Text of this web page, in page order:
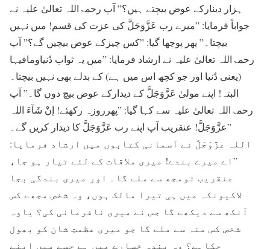
ہزار دینارکے عوض بیچتے ہیں؟” آپ رحمۃاللہ تعالیٰ علیہ نے
جواباً فرمایا: ”میرے رب عَزَّوَجَلَّ کی عزت کی قسم! میں نہیں
بیچتا۔” پھر پوچھا گیا: ”کس چیزکے عوض بیچیں گے؟” آپ
رحمۃاللہ تعالیٰ علیہ نے ارشاد فرمایا: ”میں یہ ثواب دُنیاومافیہا
(یعنی دُنیا اور جو کچھ اس میں ہے) کے بدلے بھی نہیں بیچتا۔
البتہ! اپنے مولیٰ عَزَّوَجَلَّ کے دیدارکے عوض بیچ دوں گا۔” آپ
رحمۃاللہ تعالیٰ علیہ سے کہا گیا: ”پھرروزہ رکھئے! إنْ شَآءَ اللہ
عزَّوَجَلَّ! عنقریب آپ اپنے رب عَزَّوَجَلَّ کا دیدار کریں گے۔”
اللہ عزَّوَجَلَّ نے آسمانی کتابوں میں ارشاد فرمایا:
”اے میرے بندے! میری ملاقات کے لئے تیار ہو جا،
عنقریب تومجھ سے ملے گا۔ اور میری بندگی بجا
لاکیونکہ میں ہی تیرا مالک ہوں، وہ شخص مجھے کس
آنکھ سے دیکھے گا جس نے میری نافرمانی کی؟ یاوہ
شخص کس منہ سے ملے گا جو میری عظمتِ شان کو بھول
چکاہے؟ وہ بندہ خسارے میں ہے جسے میں اپنے